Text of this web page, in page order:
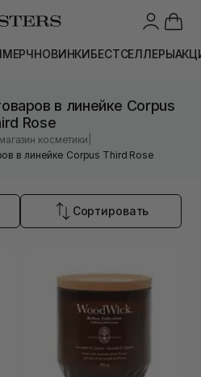
МЕРЧНОВИНКИБЕСТСЕЛЛЕРЫ
в линейке Corpus
Rose
косметики
в линейке Corpus Third Rose
Сортировать